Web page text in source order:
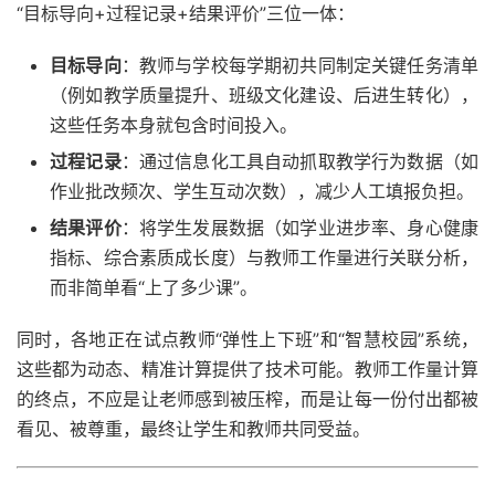
“目标导向+过程记录+结果评价”三位一体：
目标导向：教师与学校每学期初共同制定关键任务清单
（例如教学质量提升、班级文化建设、后进生转化），
这些任务本身就包含时间投入。
过程记录：通过信息化工具自动抓取教学行为数据（如
作业批改频次、学生互动次数），减少人工填报负担。
结果评价：将学生发展数据（如学业进步率、身心健康
指标、综合素质成长度）与教师工作量进行关联分析，
而非简单看“上了多少课”。
同时，各地正在试点教师“弹性上下班”和“智慧校园”系统，
这些都为动态、精准计算提供了技术可能。教师工作量计算
的终点，不应是让老师感到被压榨，而是让每一份付出都被
看见、被尊重，最终让学生和教师共同受益。